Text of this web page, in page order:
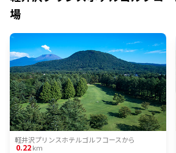
場
軽井沢プリンスホテルゴルフコースから
0.22km